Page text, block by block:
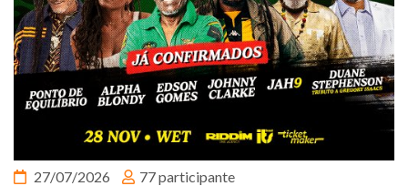
27/07/2026 77 participante